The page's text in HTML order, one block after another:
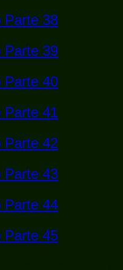
Parte 38
Parte 39
Parte 40
Parte 41
Parte 42
Parte 43
Parte 44
Parte 45